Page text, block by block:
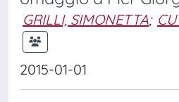
GRILLI, SIMONETTA;
2015-01-01